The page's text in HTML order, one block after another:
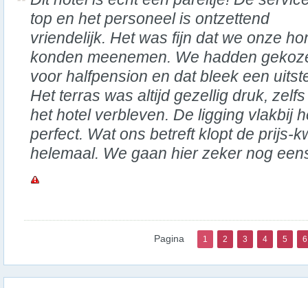
top en het personeel is ontzettend
vriendelijk. Het was fijn dat we onze
konden meenemen. We hadden
voor halfpension en dat bleek een
Het terras was altijd gezellig druk,
het hotel verbleven. De ligging vlakbij
perfect. Wat ons betreft klopt de prijs-
helemaal. We gaan hier zeker nog
Pagina 1 2 3 4 5 6